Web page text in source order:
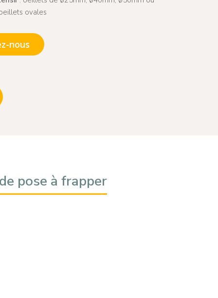
ovales
nous
pose à frapper